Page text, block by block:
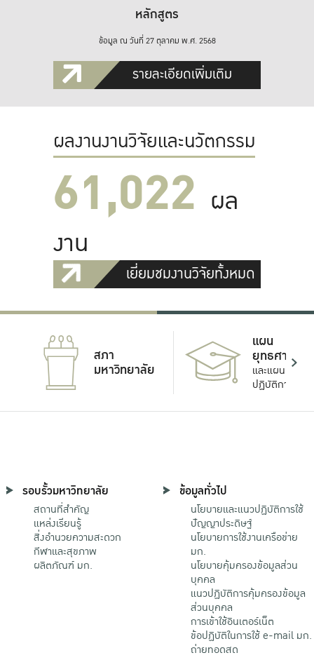
หลักสูตร
ข้อมูล ณ วันที่ 27 ตุลาคม พ.ศ. 2568
รายละเอียดเพิ่มเติม
ผลงานงานวิจัยและนวัตกรรม
61,022 ผล
งาน
เยี่ยมชมงานวิจัยทั้งหมด
สภา
มหาวิทยาลัย
แผน
ยุทธศาสตร์
และแผน
ปฏิบัติการ
รอบรั้วมหาวิทยาลัย
สถานที่สำคัญ
แหล่งเรียนรู้
สิ่งอำนวยความสะดวก
กีฬาและสุขภาพ
ผลิตภัณฑ์ มก.
ข้อมูลทั่วไป
นโยบายและแนวปฏิบัติการใช้
ปัญญาประดิษฐ์
นโยบายการใช้งานเครือข่าย
มก.
นโยบายคุ้มครองข้อมูลส่วน
บุคคล
แนวปฏิบัติการคุ้มครองข้อมูล
ส่วนบุคคล
การเข้าใช้อินเตอร์เน็ต
ข้อปฏิบัติในการใช้ e-mail มก.
ถ่ายทอดสด